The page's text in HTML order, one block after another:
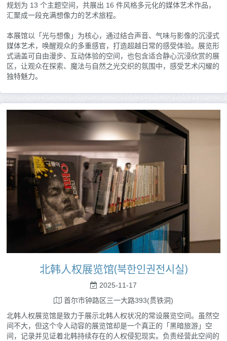
规划为 13 个主题空间，共展出 16 件风格多元化的媒体艺术作品，
汇聚成一段充满想像力的艺术旅程。
本展馆以「光与想像」为核心，通过结合声音、气味与影像的沉浸式
媒体艺术，唤醒观众的多重感官，打造超越日常的感受体验。展览形
式涵盖可自由漫步、互动体验的空间，也包含适合静心沉浸欣赏的展
区，让观众在探索、魔法与自然之光交织的氛围中，感受艺术闪耀的
独特魅力。
北韩人权展览馆(북한인권전시실)
2025-11-17
首尔市钟路区三一大路393(贯铁洞)
北韩人权展览馆是致力于展示北韩人权状况的常设展览空间。虽然空
间不大，但这个令人动容的展览馆却是一个真正的「黑暗旅游」空
间，记录并见证着北韩持续存在的人权侵犯现实。负责经营此空间的